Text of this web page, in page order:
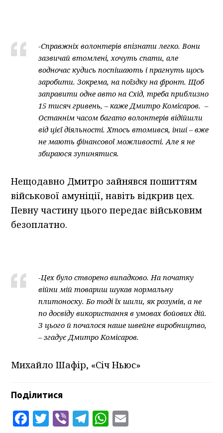
-Справжніх волонтерів впізнати легко. Вони
зазвичай втомлені, хочуть спати, але
водночас кудись поспішають і прагнуть щось
заробити. Зокрема, на поїздку на фронт. Щоб
заправити одне авто на Схід, треба приблизно
15 тисяч гривень, – каже Дмитро Комісаров. –
Останнім часом багато волонтерів відійшли
від цієї діяльності. Хтось втомився, інші – вже
не мають фінансової можливості. Але я не
збираюся зупинятися.
Нещодавно Дмитро зайнявся пошиттям
військової амуніції, навіть відкрив цех.
Певну частину цього передає військовим
безоплатно.
-Цех було створено випадково. На початку
війни мій товариш шукав нормальну
плитоноску. Бо тоді їх шили, як розумів, а не
по досвіду використання в умовах бойових дій.
З цього й почалося наше швейне виробництво,
– згадує Дмитро Комісаров.
Михайло Шафір, «Січ Ньюс»
Поділитися
Facebook
Twitter
ViberTelegram
WhatsApp